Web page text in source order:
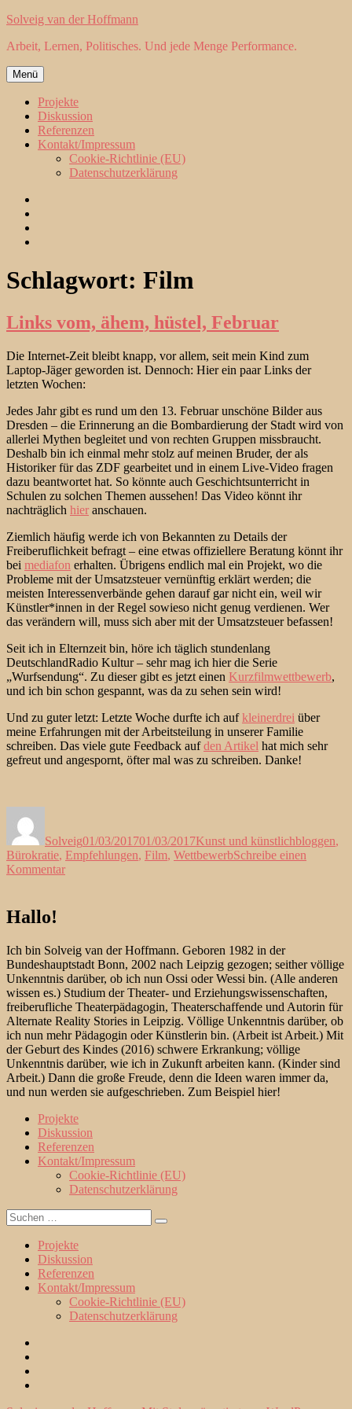
Zum
springen
Solveig van der Hoffmann
Arbeit, Lernen, Politisches. Und jede Menge Performance.
Menü
Projekte
Diskussion
Referenzen
Kontakt/Impressum
Cookie-Richtlinie (EU)
Datenschutzerklärung
Schlagwort: Film
Links vom, ähem, hüstel, Februar
Die Internet-Zeit bleibt knapp, vor allem, seit mein Kind zum
Laptop-Jäger geworden ist. Dennoch: Hier ein paar Links der
letzten Wochen:
Jedes Jahr gibt es rund um den 13. Februar unschöne Bilder aus
Dresden – die Erinnerung an die Bombardierung der Stadt wird von
allerlei Mythen begleitet und von rechten Gruppen missbraucht.
Deshalb bin ich einmal mehr stolz auf meinen Bruder, der als
Historiker für das ZDF gearbeitet und in einem Live-Video fragen
dazu beantwortet hat. So könnte auch Geschichtsunterricht in
Schulen zu solchen Themen aussehen! Das Video könnt ihr
nachträglich hier anschauen.
Ziemlich häufig werde ich von Bekannten zu Details der
Freiberuflichkeit befragt – eine etwas offiziellere Beratung könnt ihr
bei mediafon erhalten. Übrigens endlich mal ein Projekt, wo die
Probleme mit der Umsatzsteuer vernünftig erklärt werden; die
meisten Interessenverbände gehen darauf gar nicht ein, weil wir
Künstler*innen in der Regel sowieso nicht genug verdienen. Wer
das verändern will, muss sich aber mit der Umsatzsteuer befassen!
Seit ich in Elternzeit bin, höre ich täglich stundenlang
DeutschlandRadio Kultur – sehr mag ich hier die Serie
„Wurfsendung“. Zu dieser gibt es jetzt einen Kurzfilmwettbewerb,
und ich bin schon gespannt, was da zu sehen sein wird!
Und zu guter letzt: Letzte Woche durfte ich aufkleinerdrei über
meine Erfahrungen mit der Arbeitsteilung in unserer Familie
schreiben. Das viele gute Feedback aufden Artikel hat mich sehr
gefreut und angespornt, öfter mal was zu schreiben. Danke!
Solveig01/03/201701/03/2017Kunst und künstlichbloggen,
Bürokratie, Empfehlungen, Film, WettbewerbSchreibe einen
Kommentarzu
Hallo!
Ich bin Solveig van der Hoffmann. Geboren 1982 in der
Bundeshauptstadt Bonn, 2002 nach Leipzig gezogen; seither völlige
Unkenntnis darüber, ob ich nun Ossi oder Wessi bin. (Alle anderen
wissen es.) Studium der Theater- und Erziehungswissenschaften,
freiberufliche Theaterpädagogin, Theaterschaffende und Autorin für
Alternate Reality Stories in Leipzig. Völlige Unkenntnis darüber, ob
ich nun mehr Pädagogin oder Künstlerin bin. (Arbeit ist Arbeit.) Mit
der Geburt des Kindes (2016) schwere Erkrankung; völlige
Unkenntnis darüber, wie ich in Zukunft arbeiten kann. (Kinder sind
Arbeit.) Dann die große Freude, denn die Ideen waren immer da,
und nun werden sie aufgeschrieben. Zum Beispiel hier!
Projekte
Diskussion
Referenzen
Kontakt/Impressum
Cookie-Richtlinie (EU)
Datenschutzerklärung
Suche
nach:
Suchen
Projekte
Diskussion
Referenzen
Kontakt/Impressum
Cookie-Richtlinie (EU)
Datenschutzerklärung